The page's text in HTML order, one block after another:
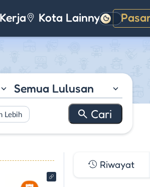
Kota LainnyaGelap
Semua Lulusan
Lebih
Riwayat